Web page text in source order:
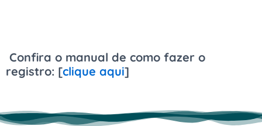
Confira o manual de como fazer o
registro: [clique aqui]